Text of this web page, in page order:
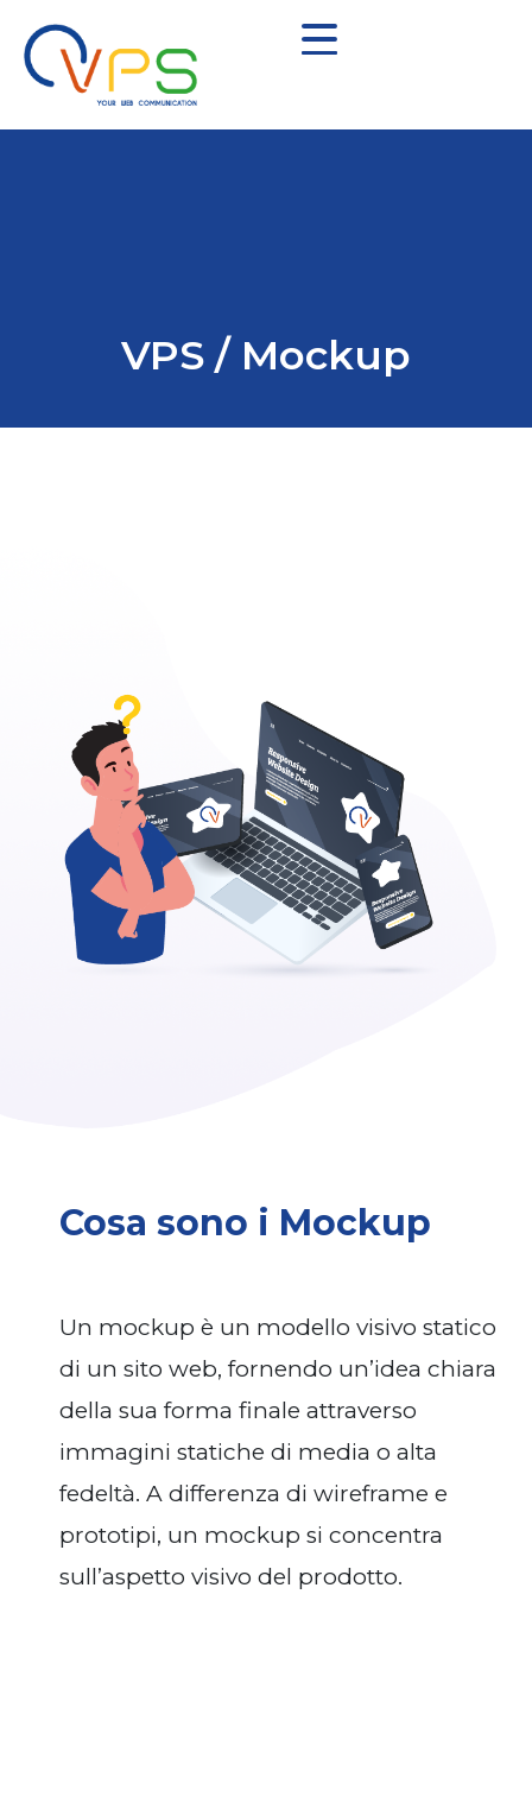
VPS / Mockup
Cosa sono i Mockup
Un mockup è un modello visivo statico
di un sito web, fornendo un’idea chiara
della sua forma finale attraverso
immagini statiche di media o alta
fedeltà. A differenza di wireframe e
prototipi, un mockup si concentra
sull’aspetto visivo del prodotto.